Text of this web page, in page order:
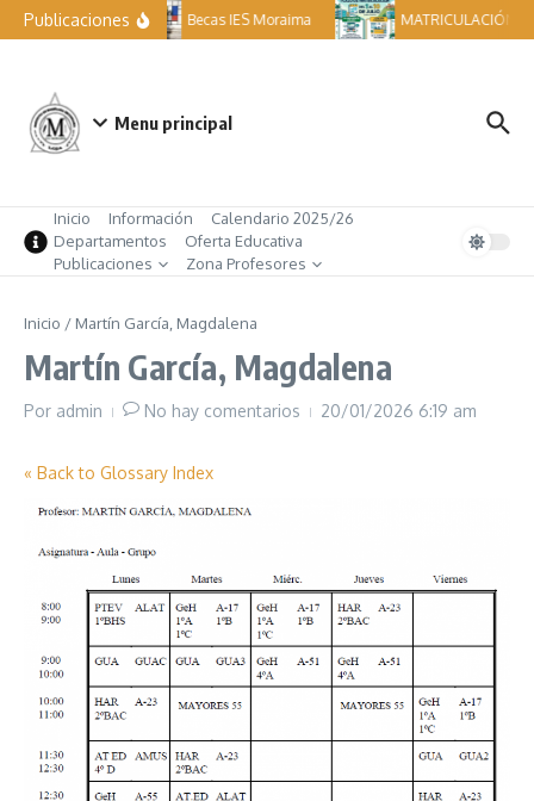
Saltar al contenido
Publicaciones Becas IES Moraima MATRICULACIÓN
Menu principal
Inicio Información
Calendario 2025/26
Departamentos
Oferta Educativa
Publicaciones
Zona Profesores
Inicio / Martín García, Magdalena
Martín García, Magdalena
Por admin No hay comentarios 20/01/2026 6:19 am
« Back to Glossary Index